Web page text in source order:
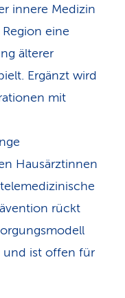
innere Medizin
eine
älterer
Ergänzt wird
mit
Hausärztinnen
rückt
und ist offen für